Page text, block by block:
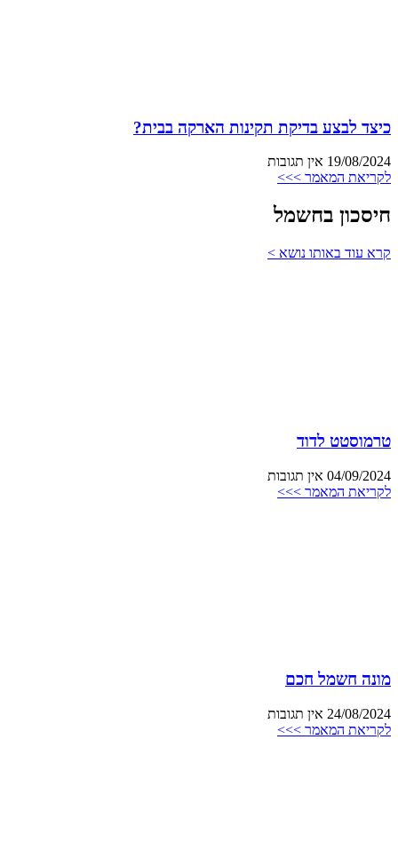
כיצד לבצע בדיקת תקינות הארקה בבית?
19/08/2024 אין תגובות
לקריאת המאמר >>>
חיסכון בחשמל
קרא עוד באותו נושא >
טרמוסטט לדוד
04/09/2024 אין תגובות
לקריאת המאמר >>>
מונה חשמל חכם
24/08/2024 אין תגובות
לקריאת המאמר >>>